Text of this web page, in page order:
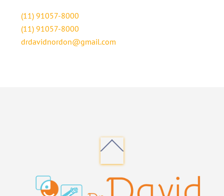
(11) 91057-8000
(11) 91057-8000
drdavidnordon@gmail.com
To